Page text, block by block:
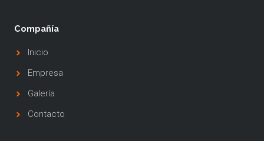
Compañía
Inicio
Empresa
Galería
Contacto